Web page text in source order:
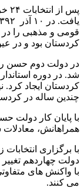
یافت. در ۱۰ آذر ۱۳۹۲ علیرضا شهبازی رفت و “
قومی و مذهبی را در
کردستان بود و در
در دولت دوم حسن روحانی و در ۱۹ مهرماه ۱۳۹۶
شد. در دوره
کردستان ایجاد
چندین ساله در
با پایان کار دولت حسن
همراهانش،
دولت چهاردهم تغییر کرد و در
با واکنش های
می کنند.